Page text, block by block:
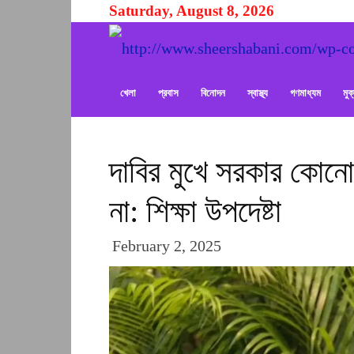
Saturday, August 8, 2026
খেলা প্রবাস বিনোদন স্বাস্থ্য গণমাধ্যম
দাবির মুখে সরকার
না: শিক্ষা উপদেষ্টা
February 2, 2025